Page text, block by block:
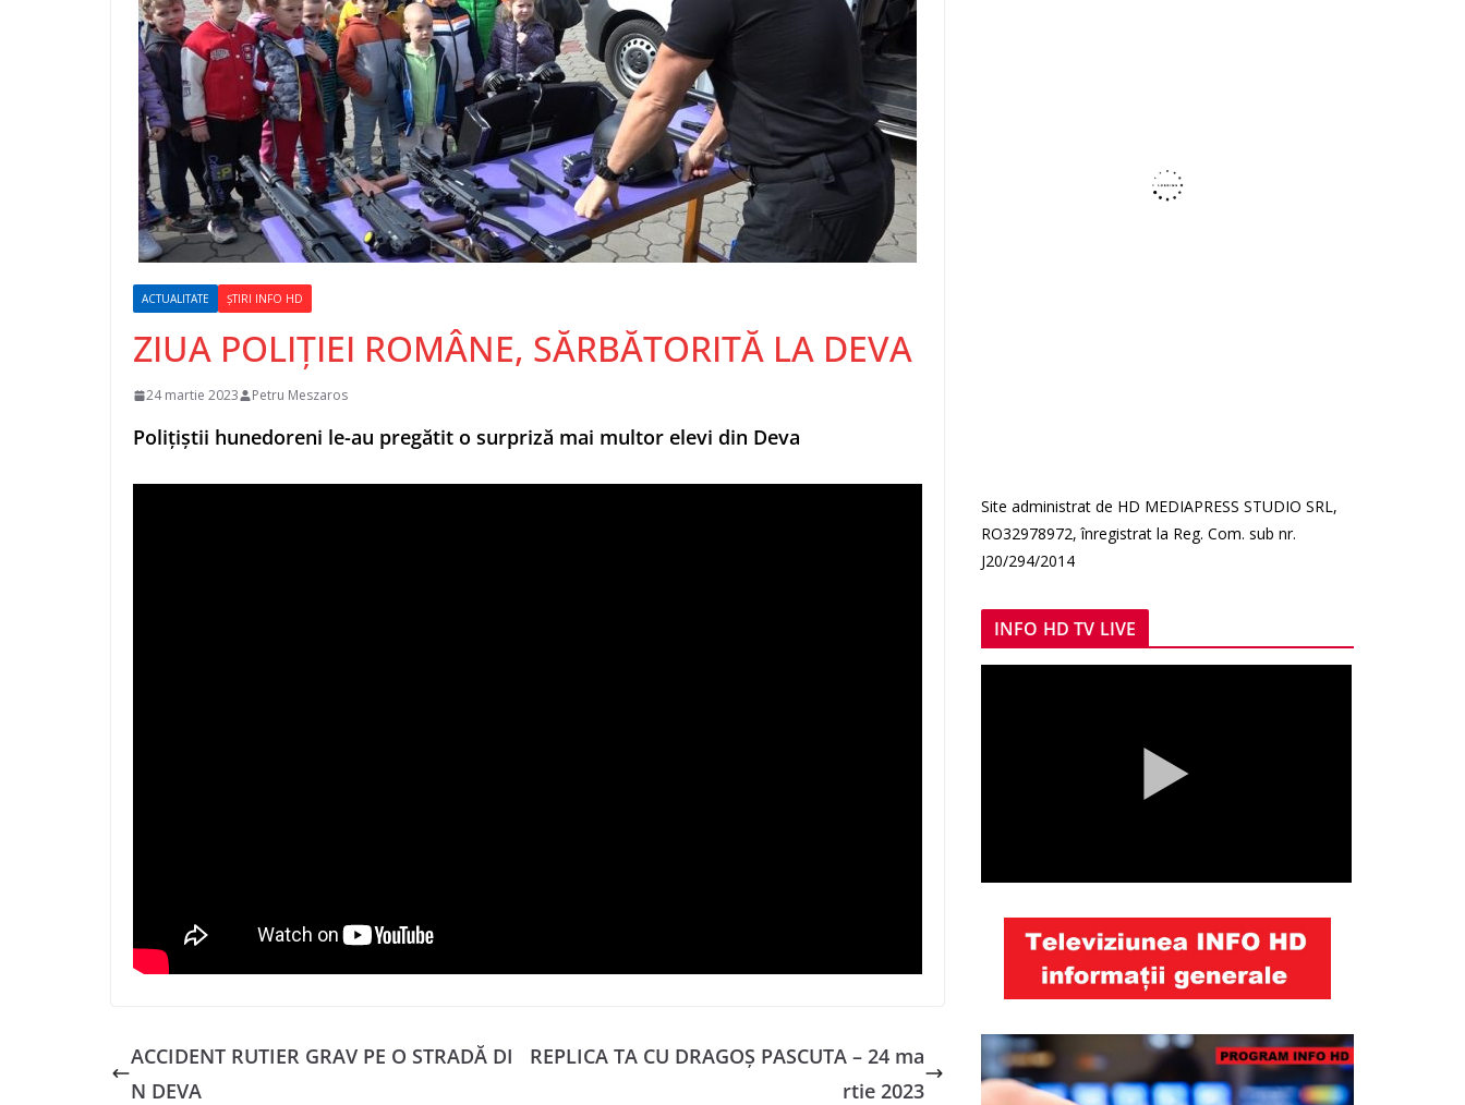
ACTUALITATE ȘTIRI INFO HD
ZIUA POLIȚIEI ROMÂNE, SĂRBĂTORITĂ LA DEVA
24 martie 2023 Petru Meszaros
Polițiștii hunedoreni le-au pregătit o surpriză mai multor elevi din Deva
ACCIDENT RUTIER GRAV PE O STRADĂ DI
N DEVA
REPLICA TA CU DRAGOȘ PASCUTA – 24 ma
rtie 2023
Site administrat de HD MEDIAPRESS STUDIO SRL,
RO32978972, înregistrat la Reg. Com. sub nr.
J20/294/2014
INFO HD TV LIVE